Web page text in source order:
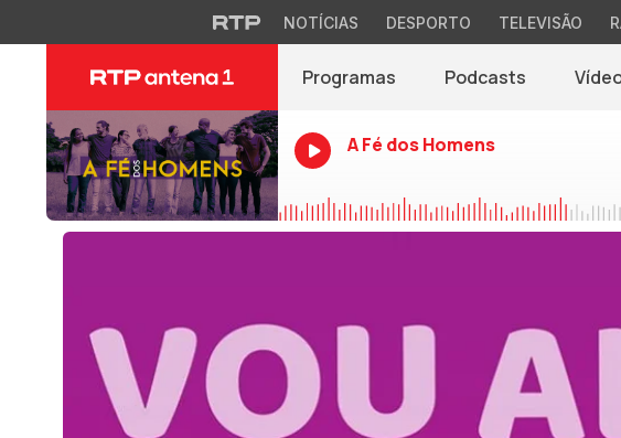
NOTÍCIAS DESPORTO TELEVISÃO
Programas Podcasts
A Fé dos Homens